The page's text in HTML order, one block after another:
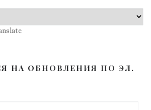
НА ОБНОВЛЕНИЯ ПО ЭЛ.